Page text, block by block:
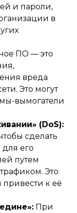
и пароли,
в
ПО — это
вреда
Это могут
вымогатели
(DoS):
сделать
его
путем
Это
привести к её
При